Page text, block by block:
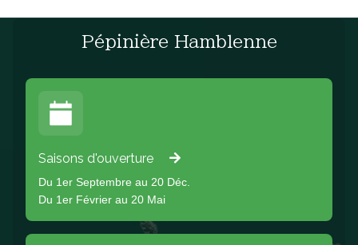
Pépinière Hamblenne
Saisons d'ouverture
Du 1er Septembre au 20 Déc.
Du 1er Février au 20 Mai